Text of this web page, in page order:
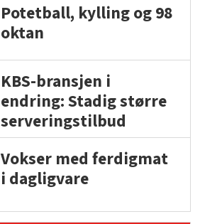
Potetball, kylling og 98
oktan
KBS-bransjen i
endring: Stadig større
serveringstilbud
Vokser med ferdigmat
i dagligvare